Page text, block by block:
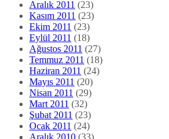
Aralık 2011 (23)
Kasım 2011 (23)
Ekim 2011 (23)
Eylül 2011 (18)
Ağustos 2011 (27)
Temmuz 2011 (18)
Haziran 2011 (24)
Mayıs 2011 (20)
Nisan 2011 (29)
Mart 2011 (32)
Şubat 2011 (23)
Ocak 2011 (24)
Aralık 2010 (33)